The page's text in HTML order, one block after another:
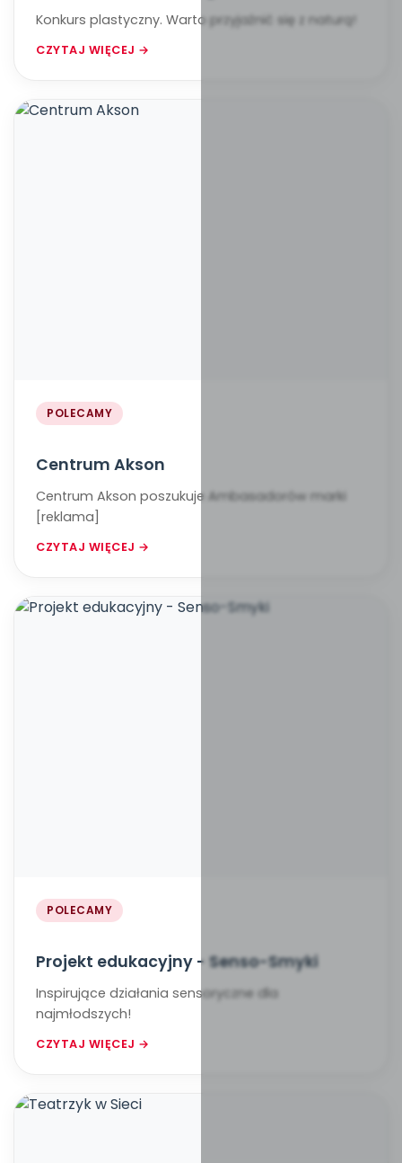
Konkurs plastyczny. Warto przyjaźnić się z naturą!
CZYTAJ WIĘCEJ →
POLECAMY
Centrum Akson
Centrum Akson poszukuje Ambasadorów marki
[reklama]
CZYTAJ WIĘCEJ →
POLECAMY
Projekt edukacyjny - Senso-Smyki
Inspirujące działania sensoryczne dla
najmłodszych!
CZYTAJ WIĘCEJ →